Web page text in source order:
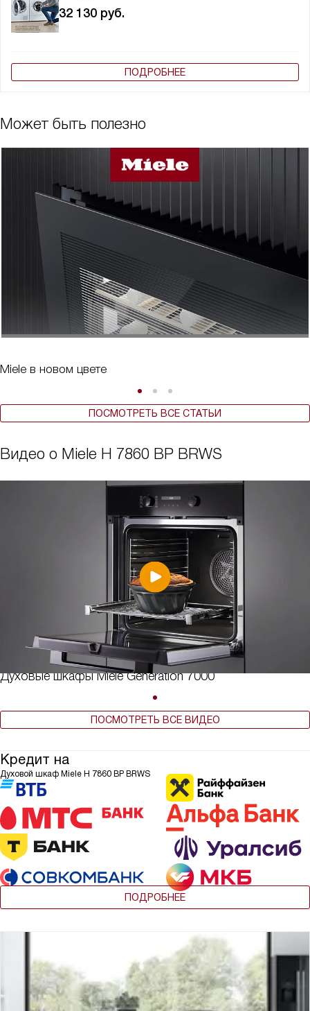
32 130 руб.
ПОДРОБНЕЕ
Может быть полезно
Miele в новом цвете
ПОСМОТРЕТЬ ВСЕ СТАТЬИ
Видео о Miele H 7860 BP BRWS
Духовые шкафы Miele Generation 7000
ПОСМОТРЕТЬ ВСЕ ВИДЕО
Кредит на
Духовой шкаф Miele H 7860 BP BRWS
ПОДРОБНЕЕ